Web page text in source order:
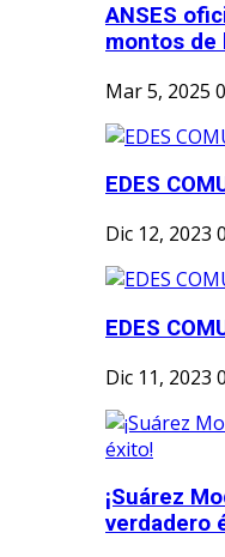
ANSES
montos de
Mar 5, 2025 0
EDES
Dic 12, 2023 0
EDES
Dic 11, 2023 0
¡Suárez
verdadero